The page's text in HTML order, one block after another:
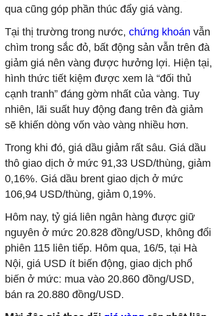
qua cũng góp phần thúc đẩy giá vàng.
Tại thị trường trong nước, chứng khoán vẫn
chìm trong sắc đỏ, bất động sản vẫn trên đà
giảm giá nên vàng được hưởng lợi. Hiện tại,
hình thức tiết kiệm được xem là “đối thủ
cạnh tranh” đáng gờm nhất của vàng. Tuy
nhiên, lãi suất huy động đang trên đà giảm
sẽ khiến dòng vốn vào vàng nhiều hơn.
Trong khi đó, giá dầu giảm rất sâu. Giá dầu
thô giao dịch ở mức 91,33 USD/thùng, giảm
0,16%. Giá dầu brent giao dịch ở mức
106,94 USD/thùng, giảm 0,19%.
Hôm nay, tỷ giá liên ngân hàng được giữ
nguyên ở mức 20.828 đồng/USD, không đổi
phiên 115 liên tiếp. Hôm qua, 16/5, tại Hà
Nội, giá USD ít biến động, giao dịch phổ
biến ở mức: mua vào 20.860 đồng/USD,
bán ra 20.880 đồng/USD.